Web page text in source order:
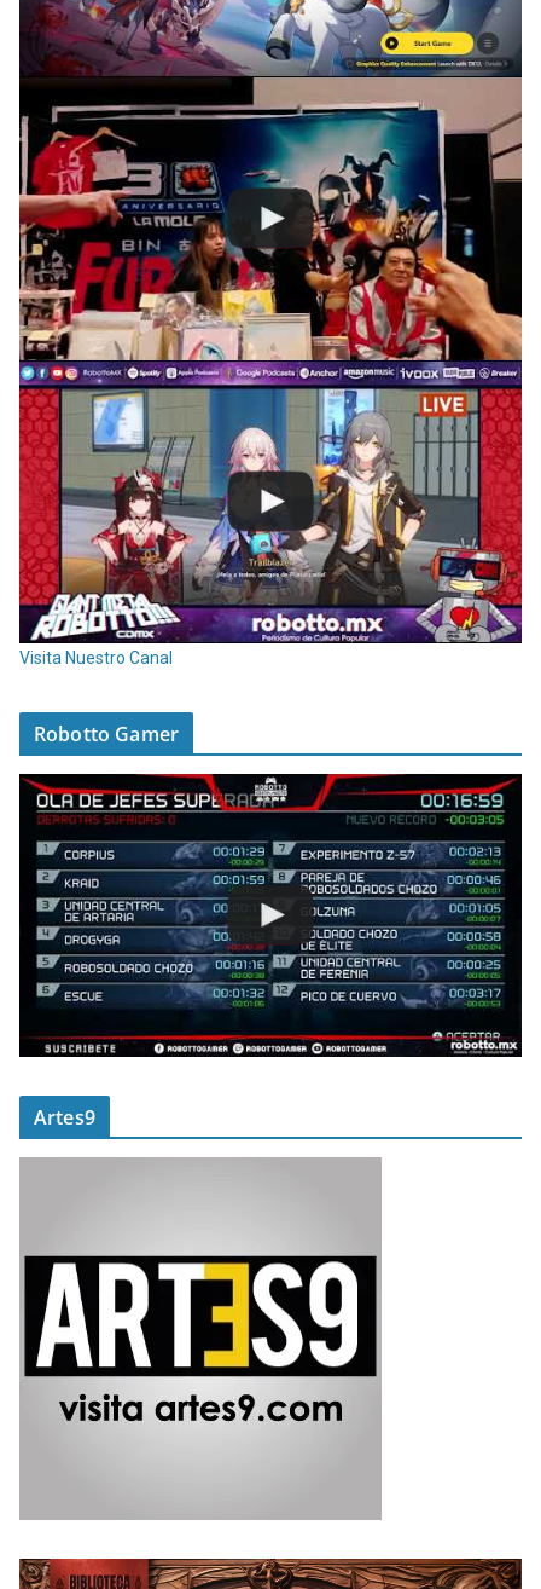
Visita Nuestro Canal
Robotto Gamer
Artes9